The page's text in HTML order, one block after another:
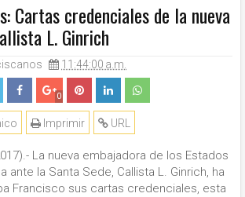
Cartas credenciales de la nueva
L. Ginrich
11:44:00 a.m.
0
URL
Imprimir
La nueva embajadora de los Estados
ante la Santa Sede, Callista L. Ginrich, ha
Francisco sus cartas credenciales, esta